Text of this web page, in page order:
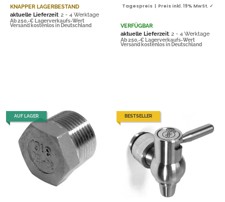
KNAPPER LAGERBESTAND
aktuelle Lieferzeit: 2 - 4 Werktage
Ab 250,-€ Lagerverkaufs-Wert
Versand kostenlos in Deutschland
Tagespreis | Preis inkl. 19% MwSt. ✓
VERFÜGBAR
aktuelle Lieferzeit: 2 - 4 Werktage
Ab 250,-€ Lagerverkaufs-Wert
Versand kostenlos in Deutschland
AUF LAGER BESTSELLER